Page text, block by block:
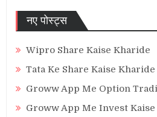
नए पोस्ट्स
Wipro Share Kaise Kharide
Tata Ke Share Kaise Kharide
Groww App Me Option
Groww App Me Invest Kaise